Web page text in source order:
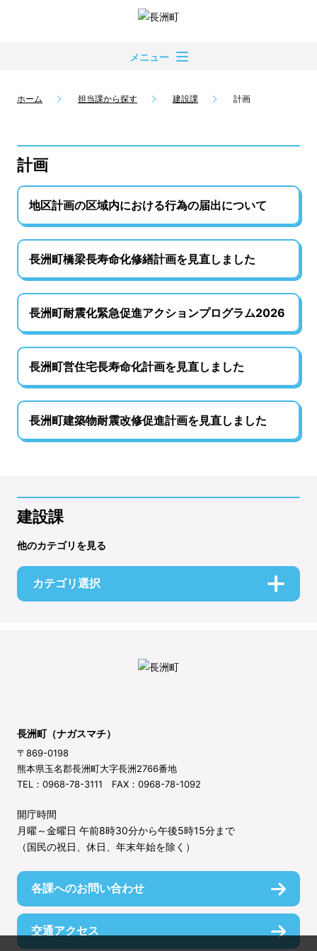
メニュー
ホーム 担当課から探す 建設課 計画
計画
地区計画の区域内における行為の届出について
長洲町橋梁長寿命化修繕計画を見直しました
長洲町耐震化緊急促進アクションプログラム2026
長洲町営住宅長寿命化計画を見直しました
長洲町建築物耐震改修促進計画を見直しました
建設課
他のカテゴリを見る
カテゴリ選択
長洲町（ナガスマチ）
〒869-0198
熊本県玉名郡長洲町大字長洲2766番地
TEL：0968-78-3111 FAX：0968-78-1092
開庁時間
月曜～金曜日 午前8時30分から午後5時15分まで
（国民の祝日、休日、年末年始を除く）
各課へのお問い合わせ
交通アクセス